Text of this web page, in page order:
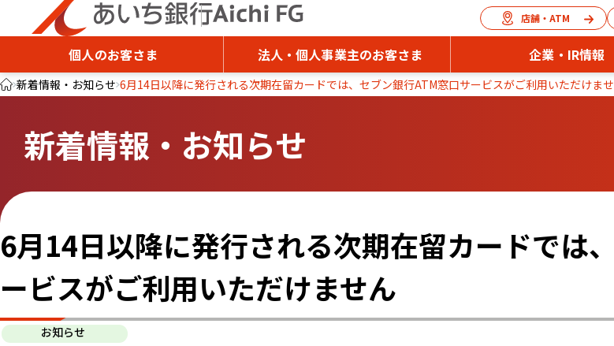
店舗・ATM
個人のお客さま 法人・個人事業主のお客さま 企業・IR情報
新着情報・お知らせ 6月14日以降に発行される次期在留カードでは、セブン銀行ATM窓口サービスがご利用いただけま
新着情報・お知らせ
6月14日以降に発行される次期在留カードでは
ービスがご利用いただけません
お知らせ